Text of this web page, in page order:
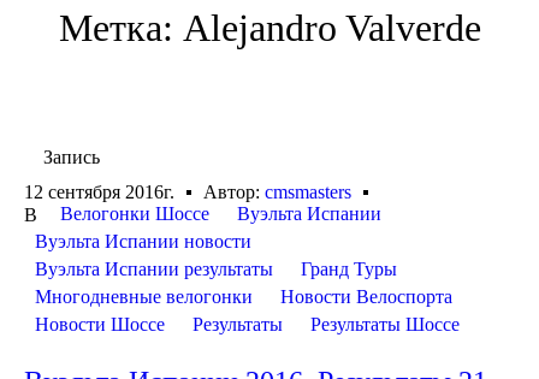
Метка: Alejandro Valverde
Запись
12 сентября 2016г.
Автор: cmsmasters
В
Велогонки Шоссе
Вуэльта Испании
Вуэльта Испании новости
Вуэльта Испании результаты
Гранд Туры
Многодневные велогонки
Новости Велоспорта
Новости Шоссе
Результаты Результаты Шоссе